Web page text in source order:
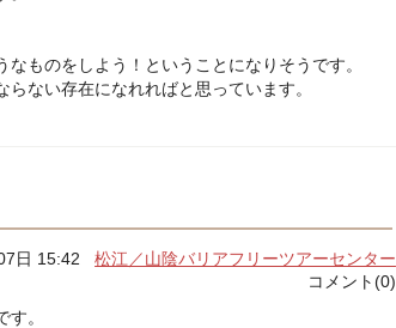
ものをしよう！ということになりそうです。
ない存在になれればと思っています。
日 15:42松江／山陰バリアフリーツアーセンター
コメント(0)
。